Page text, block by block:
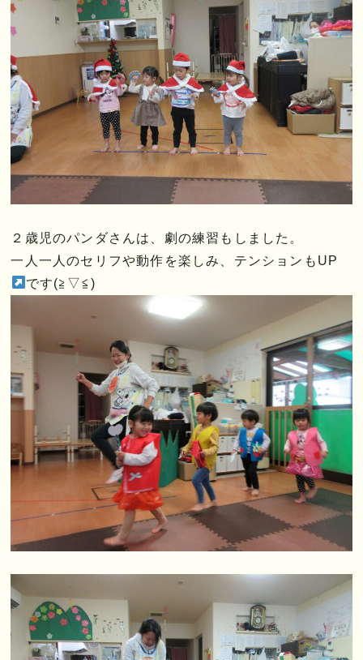
２歳児のパンダさんは、劇の練習もしました。
一人一人のセリフや動作を楽しみ、テンションもUP
です(≧▽≦)